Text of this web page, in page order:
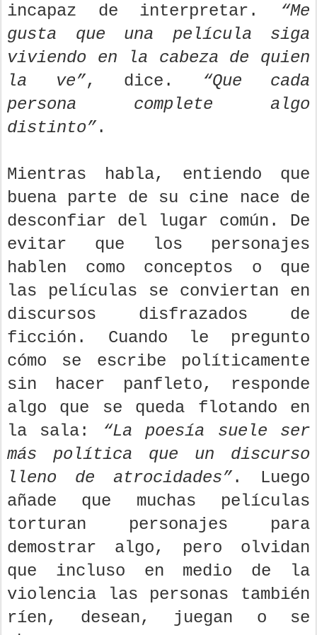
incapaz de interpretar.
“Me
gusta que una película siga
viviendo en la cabeza de quien
la ve”, dice.
“Que cada
persona complete algo
distinto”.
Mientras habla, entiendo que
buena parte de su cine nace de
desconfiar del lugar común. De
evitar que los personajes
hablen como conceptos o que
las películas se conviertan en
discursos disfrazados de
ficción. Cuando le pregunto
cómo se escribe políticamente
sin hacer panfleto, responde
algo que se queda flotando en
la sala:
“La poesía suele ser
más política que un discurso
lleno de atrocidades”. Luego
añade que muchas películas
torturan personajes para
demostrar algo, pero olvidan
que incluso en medio de la
violencia las personas también
ríen, desean, juegan o se